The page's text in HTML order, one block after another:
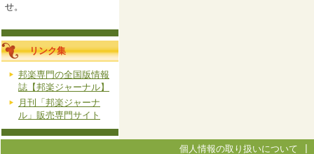
せ。
リンク集
邦楽専門の全国版情報
誌【邦楽ジャーナル】
月刊「邦楽ジャーナ
ル」販売専門サイト
個人情報の取り扱いについて